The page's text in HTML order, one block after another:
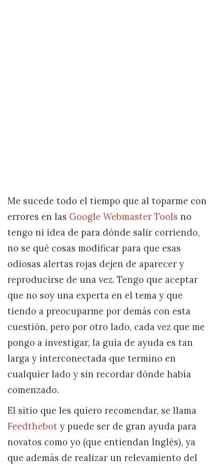
Me sucede todo el tiempo que al toparme con
errores en las Google Webmaster Tools no
tengo ni idea de para dónde salir corriendo,
no se qué cosas modificar para que esas
odiosas alertas rojas dejen de aparecer y
reproducirse de una vez. Tengo que aceptar
que no soy una experta en el tema y que
tiendo a preocuparme por demás con esta
cuestión, pero por otro lado, cada vez que me
pongo a investigar, la guía de ayuda es tan
larga y interconectada que termino en
cualquier lado y sin recordar dónde había
comenzado.
El sitio que les quiero recomendar, se llama
Feedthebot y puede ser de gran ayuda para
novatos como yo (que entiendan Inglés), ya
que además de realizar un relevamiento del